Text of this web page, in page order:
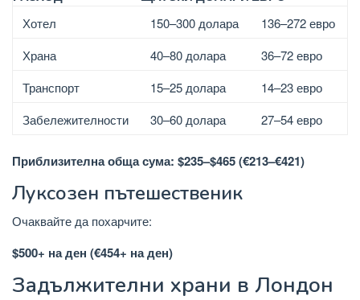
Хотел 150–300 долара
136–272 евро
Храна
40–80 долара
36–72 евро
Транспорт
15–25 долара
14–23 евро
Забележителности
30–60 долара 27–54 евро
Приблизителна обща сума: $235–$465 (€213–€421)
Луксозен пътешественик
Очаквайте да похарчите:
$500+ на ден (€454+ на ден)
Задължителни храни в Лондон